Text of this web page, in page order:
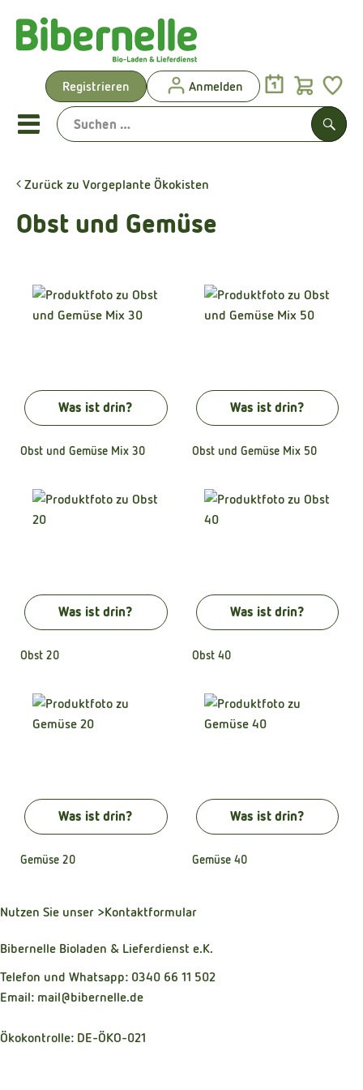
Registrieren Anmelden
Mobiles Menu öffnen oder
Vorgeplante Ökokisten
Shop: Aktionen & Neues
Naturkost
Getränke
Häufige Fragen
Service
Zurück zu Vorgeplante Ökokisten
Obst und Gemüse
Was ist drin?
Obst und Gemüse Mix 30
Was ist drin?
Obst und Gemüse Mix 50
Was ist drin?
Obst 20
Was ist drin?
Obst 40
Was ist drin?
Gemüse 20
Was ist drin?
Gemüse 40
Nutzen Sie unser >Kontaktformular
Bibernelle Bioladen & Lieferdienst e.K.
Telefon und Whatsapp: 0340 66 11 502
Email: mail@bibernelle.de
Ökokontrolle: DE-ÖKO-021